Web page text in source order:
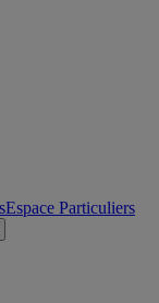
Espace Particuliers